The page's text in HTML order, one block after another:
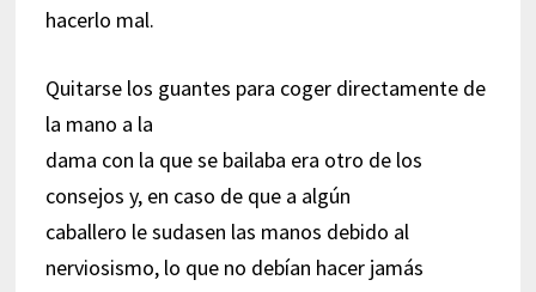
hacerlo mal.
Quitarse los guantes para coger directamente de
la mano a la
dama con la que se bailaba era otro de los
consejos y, en caso de que a algún
caballero le sudasen las manos debido al
nerviosismo, lo que no debían hacer jamás